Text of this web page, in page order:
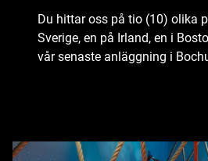
Du hittar oss på tio (10) olika
Sverige, en på Irland, en i
vår senaste anläggning i